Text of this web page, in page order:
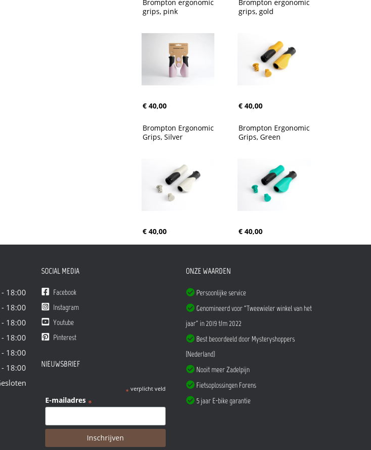
Brompton ergonomic
grips, pink
€ 40,00
Brompton ergonomic
grips, gold
€ 40,00
Brompton Ergonomic
Grips, Silver
€ 40,00
Brompton Ergonomic
Grips, Green
€ 40,00
18:00
18:00
18:00
18:00
18:00
18:00
SOCIAL MEDIA
Facebook
Instagram
Youtube
Pinterest
NIEUWSBRIEF
* verplicht veld
E-mailadres *
ONZE WAARDEN
Persoonlijke service
Genomineerd voor "Tweewieler winkel van het
jaar" in 2019 t/m 2022
Best beoordeeld door Mysteryshoppers
(Nederland)
Nooit meer Zadelpijn
Fietsoplossingen Forens
5 jaar E-bike garantie